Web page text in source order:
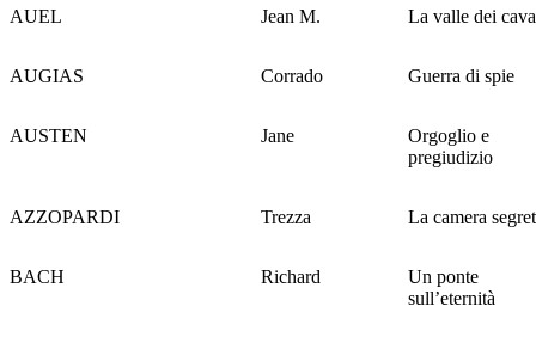
AUEL Jean M. La valle dei
AUGIAS Corrado Guerra di spie
AUSTEN Jane
Orgoglio e
pregiudizio
AZZOPARDI Trezza La camera
BACH Richard
Un ponte
sull’eternità